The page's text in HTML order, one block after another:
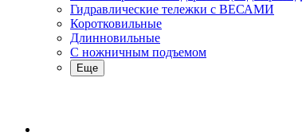
Гидравлические тележки с ВЕСАМИ
Коротковильные
Длинновильные
С ножничным подъемом
Еще